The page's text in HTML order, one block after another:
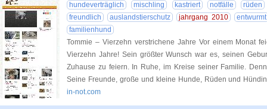
hundeverträglich mischling kastriert notfälle
rüden
freundlich
auslandstierschutz jahrgang 2010
entwurmt
familienhund
Tommie – Vierzehn verstrichene Jahre Vor einem Monat
Vierzehn Jahre! Sein größter Wunsch war es, seinen
Zuhause zu feiern. In Ruhe, im Kreise seiner Familie.
Seine Freunde, große und kleine Hunde, Rüden und
in-not.com